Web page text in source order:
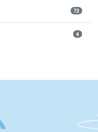
73
4